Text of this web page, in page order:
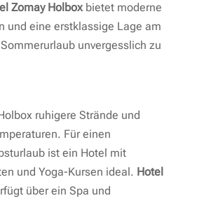
Zomay Holboxbietet moderne
und eine erstklassige Lage am
unvergesslich zu
ruhigere Strände und
Für einen
ist ein Hotel mit
und Yoga-Kursen ideal. Hotel
über ein Spa und